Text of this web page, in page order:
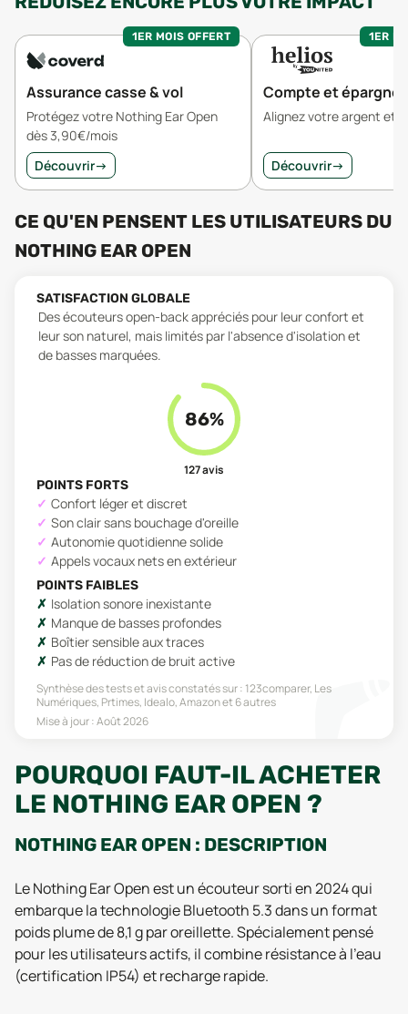
1ER MOIS OFFERT
Assurance casse & vol
Protégez votre Nothing Ear Open
dès 3,90€/mois
Découvrir→
1ER
Compte et épargne
Alignez votre argent et
Découvrir→
CE QU'EN PENSENT LES UTILISATEURS DU
NOTHING EAR OPEN
SATISFACTION GLOBALE
Des écouteurs open-back appréciés pour leur confort et
leur son naturel, mais limités par l'absence d'isolation et
de basses marquées.
86%
127avis
POINTS FORTS
Confort léger et discret
Son clair sans bouchage d'oreille
Autonomie quotidienne solide
Appels vocaux nets en extérieur
POINTS FAIBLES
Isolation sonore inexistante
Manque de basses profondes
Boîtier sensible aux traces
Pas de réduction de bruit active
Synthèse des tests et avis constatés sur : 123comparer, Les
Numériques, Prtimes, Idealo, Amazonet 6 autres
Mise à jour :Août 2026
POURQUOI FAUT-IL ACHETER
LE NOTHING EAR OPEN ?
NOTHING EAR OPEN : DESCRIPTION
Le Nothing Ear Open est un écouteur sorti en 2024 qui
embarque la technologie Bluetooth 5.3 dans un format
poids plume de 8,1 g par oreillette. Spécialement pensé
pour les utilisateurs actifs, il combine résistance à l'eau
(certification IP54) et recharge rapide.